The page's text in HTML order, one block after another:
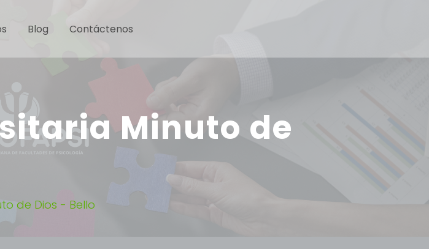
Blog Contáctenos
Minuto de
de Dios - Bello